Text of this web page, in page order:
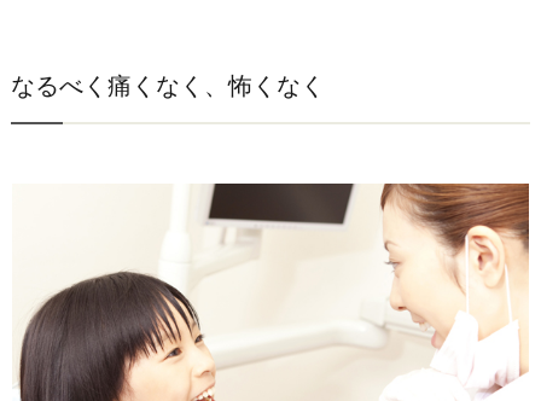
なるべく痛くなく、怖くなく